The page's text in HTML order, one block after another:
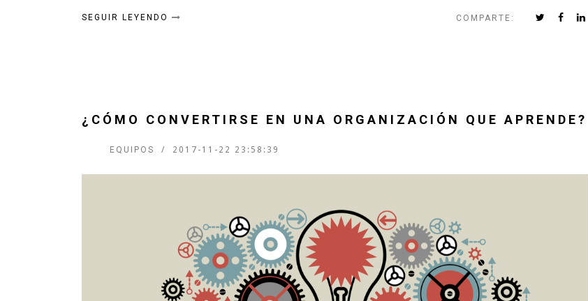
SEGUIR LEYENDO COMPARTE:
¿CÓMO CONVERTIRSE EN UNA ORGANIZACIÓN QUE APRENDE?
EQUIPOS 2017-11-22 23:58:39